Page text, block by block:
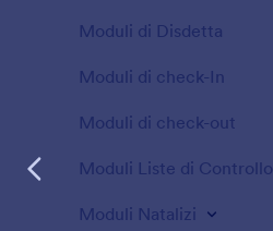
Moduli di Disdetta
Moduli di check-In
Moduli di check-out
Moduli Liste di Controllo
Moduli Natalizi